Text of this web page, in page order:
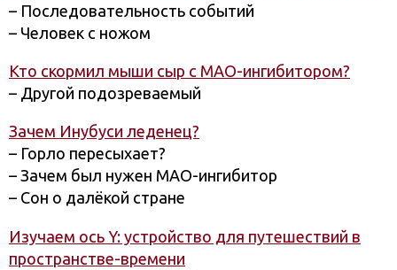
– Последовательность событий
– Человек с ножом
Кто скормил мыши сыр с МАО-ингибитором?
– Другой подозреваемый
Зачем Инубуси леденец?
– Горло пересыхает?
– Зачем был нужен МАО-ингибитор
– Сон о далёкой стране
Изучаем ось Y: устройство для путешествий в
пространстве-времени